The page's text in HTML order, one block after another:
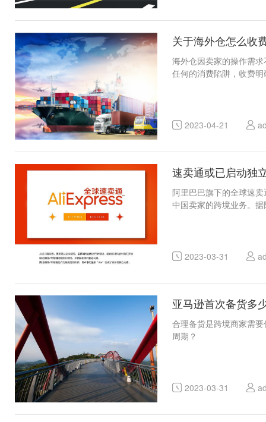
关于海外仓怎么收
海外仓因卖家的操作需
任何的消费陷阱，收费
2023-04-21
速卖通或已启动独
阿里巴巴旗下的全球速
中国卖家的跨境业务。
2023-03-31
亚马逊首次备货多
合理备货是跨境商家需
周期？
2023-03-31